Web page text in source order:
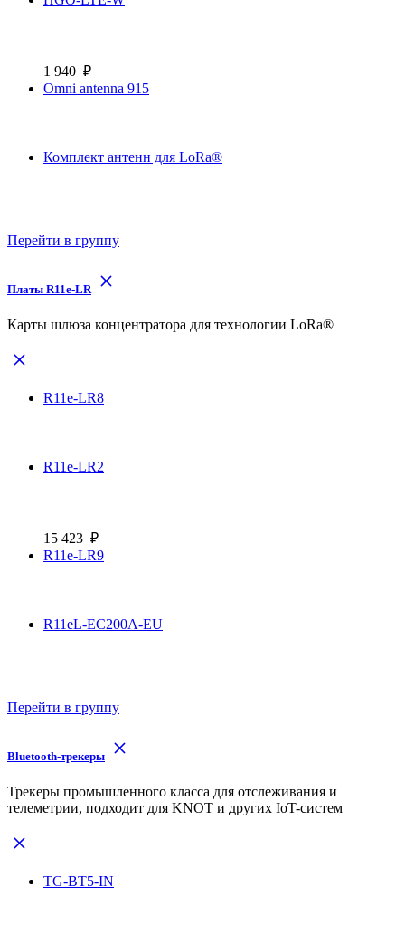
1 940 ₽
Omni antenna 915
Комплект антенн для LoRa®
Перейти в группу
Платы R11e-LR
Карты шлюза концентратора для технологии LoRa®
R11e-LR8
R11e-LR2
15 423 ₽
R11e-LR9
R11eL-EC200A-EU
Перейти в группу
Bluetooth-трекеры
Трекеры промышленного класса для отслеживания и
телеметрии, подходит для KNOT и других IoT-систем
TG-BT5-IN